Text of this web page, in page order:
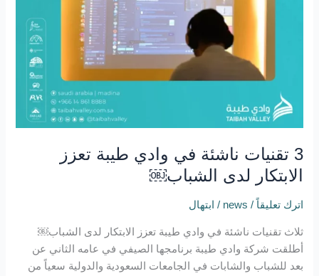
3 تقنيات ناشئة في وادي طيبة تعزز
الابتكار لدى الشباب￼
اترك تعليقاً /
news
/ ابتهال
ثلاث تقنيات ناشئة في وادي طيبة تعزز الابتكار لدى الشباب￼
أطلقت شركة وادي طيبة برنامجها الصيفي في عامه الثاني عن
بعد للشباب والشابات في الجامعات السعودية والدولية سعياً من